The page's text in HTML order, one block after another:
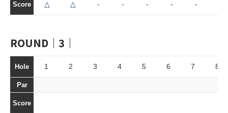
Score △ △ - - - - -
ROUND｜3｜
Hole 1 2 3 4 5 6 7 8
Par
Score